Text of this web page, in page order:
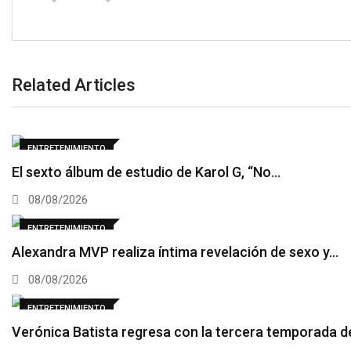
Related Articles
ENTRETENIMIENTO
El sexto álbum de estudio de Karol G, “No…
08/08/2026
ENTRETENIMIENTO
Alexandra MVP realiza íntima revelación de sexo y…
08/08/2026
ENTRETENIMIENTO
Verónica Batista regresa con la tercera temporada